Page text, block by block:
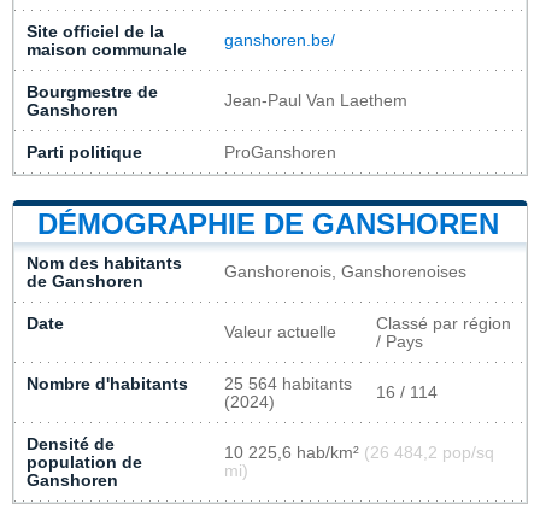
Site officiel de la
maison communale
ganshoren.be/
Bourgmestre de
Ganshoren
Jean-Paul Van Laethem
Parti politique ProGanshoren
DÉMOGRAPHIE DE GANSHOREN
Nom des habitants
de Ganshoren
Ganshorenois, Ganshorenoises
Date Valeur actuelle
Classé par région
/ Pays
Nombre d'habitants
25 564 habitants
(2024)
16 / 114
Densité de
population de
Ganshoren
10 225,6 hab/km² (26 484,2 pop/sq
mi)